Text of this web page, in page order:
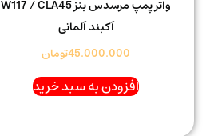
واتر پمپ مرسدس بنز W117 / CLA45
آکبند آلمانی
45.000.000تومان
افزودن به سبد خرید